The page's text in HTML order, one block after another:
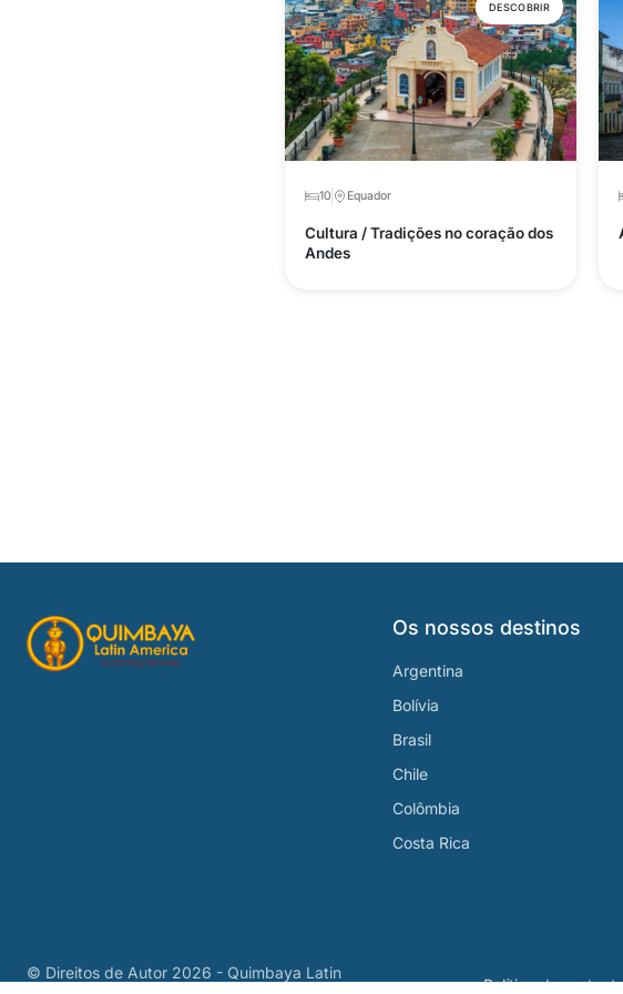
DESCOBRIR
10 Equador
Cultura / Tradições no coração dos
Andes
Os nossos destinos
Argentina
Bolívia
Brasil
Chile
Colômbia
Costa Rica
© Direitos de Autor 2026 - Quimbaya Latin
Política de